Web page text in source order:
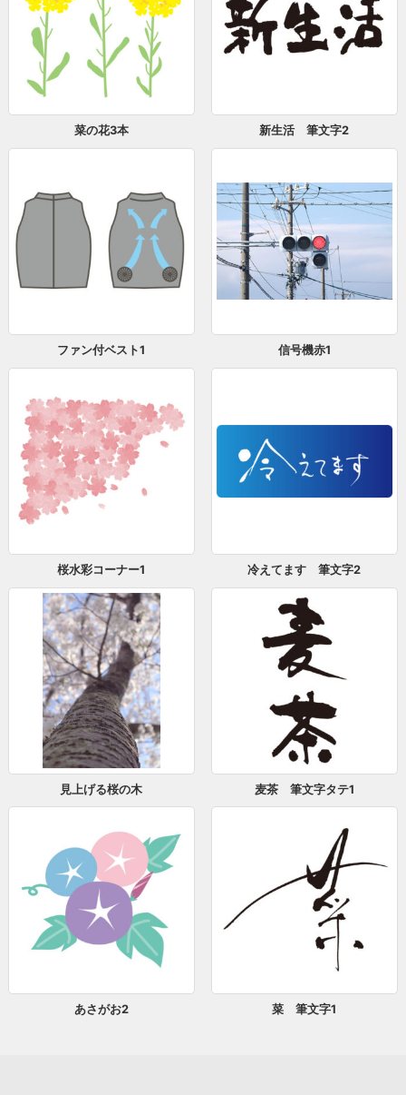
菜の花3本 新生活 筆文字2
ファン付ベスト1 信号機赤1
桜水彩コーナー1 冷えてます 筆文字2
見上げる桜の木 麦茶 筆文字タテ1
あさがお2 菜 筆文字1